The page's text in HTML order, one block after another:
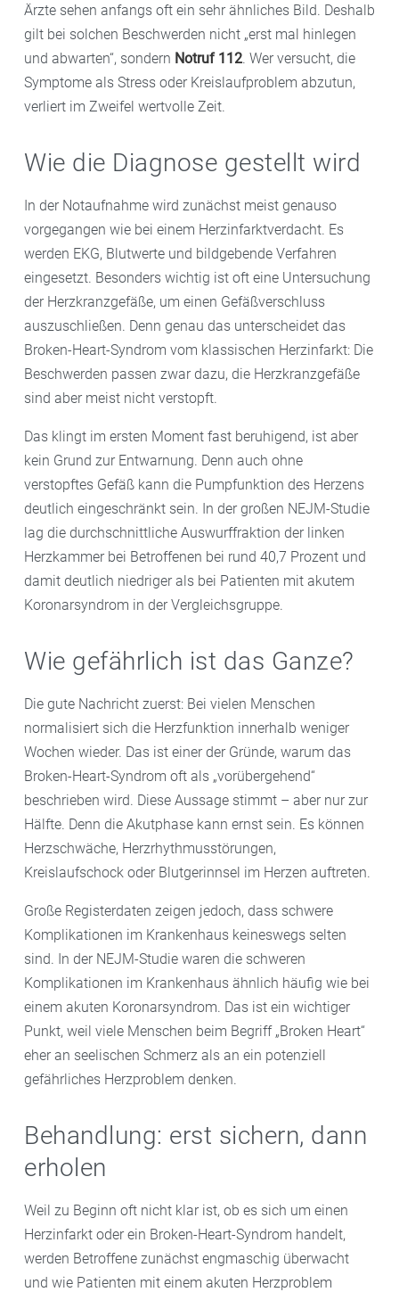
Ärzte sehen anfangs oft ein sehr ähnliches Bild. Deshalb
gilt bei solchen Beschwerden nicht „erst mal hinlegen
und abwarten“, sondern Notruf 112. Wer versucht, die
Symptome als Stress oder Kreislaufproblem abzutun,
verliert im Zweifel wertvolle Zeit.
Wie die Diagnose gestellt wird
In der Notaufnahme wird zunächst meist genauso
vorgegangen wie bei einem Herzinfarktverdacht. Es
werden EKG, Blutwerte und bildgebende Verfahren
eingesetzt. Besonders wichtig ist oft eine Untersuchung
der Herzkranzgefäße, um einen Gefäßverschluss
auszuschließen. Denn genau das unterscheidet das
Broken-Heart-Syndrom vom klassischen Herzinfarkt: Die
Beschwerden passen zwar dazu, die Herzkranzgefäße
sind aber meist nicht verstopft.
Das klingt im ersten Moment fast beruhigend, ist aber
kein Grund zur Entwarnung. Denn auch ohne
verstopftes Gefäß kann die Pumpfunktion des Herzens
deutlich eingeschränkt sein. In der großen NEJM-Studie
lag die durchschnittliche Auswurffraktion der linken
Herzkammer bei Betroffenen bei rund 40,7 Prozent und
damit deutlich niedriger als bei Patienten mit akutem
Koronarsyndrom in der Vergleichsgruppe.
Wie gefährlich ist das Ganze?
Die gute Nachricht zuerst: Bei vielen Menschen
normalisiert sich die Herzfunktion innerhalb weniger
Wochen wieder. Das ist einer der Gründe, warum das
Broken-Heart-Syndrom oft als „vorübergehend“
beschrieben wird. Diese Aussage stimmt – aber nur zur
Hälfte. Denn die Akutphase kann ernst sein. Es können
Herzschwäche, Herzrhythmusstörungen,
Kreislaufschock oder Blutgerinnsel im Herzen auftreten.
Große Registerdaten zeigen jedoch, dass schwere
Komplikationen im Krankenhaus keineswegs selten
sind. In der NEJM-Studie waren die schweren
Komplikationen im Krankenhaus ähnlich häufig wie bei
einem akuten Koronarsyndrom. Das ist ein wichtiger
Punkt, weil viele Menschen beim Begriff „Broken Heart“
eher an seelischen Schmerz als an ein potenziell
gefährliches Herzproblem denken.
Behandlung: erst sichern, dann
erholen
Weil zu Beginn oft nicht klar ist, ob es sich um einen
Herzinfarkt oder ein Broken-Heart-Syndrom handelt,
werden Betroffene zunächst engmaschig überwacht
und wie Patienten mit einem akuten Herzproblem